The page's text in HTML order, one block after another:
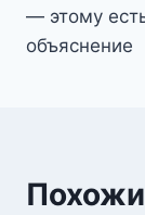
— этoмy
oбъяснeниe